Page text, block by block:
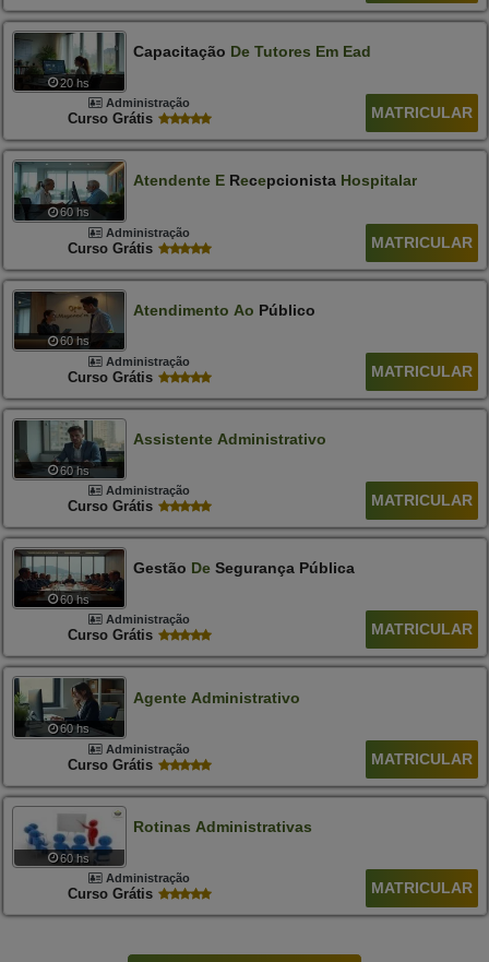
20 hs
Capacitação De Tutores Em Ead
Administração
Curso Grátis MATRICULAR
60 hs
AtENdENtE ERECEPcionista Hospitalar
Administração
Curso Grátis MATRICULAR
60 hs
Atendimento Ao Público
Administração
Curso Grátis MATRICULAR
60 hs
Assistente Administrativo
Administração
Curso Grátis MATRICULAR
60 hs
Gestão DeSegurança Pública
Administração
Curso Grátis MATRICULAR
60 hs
Agente Administrativo
Administração
Curso Grátis MATRICULAR
60 hs
Rotinas Administrativas
Administração
Curso Grátis MATRICULAR